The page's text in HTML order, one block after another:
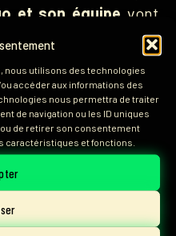
nous utilisons des technologies
accéder aux informations des
nous permettra de traiter
de navigation ou les ID uniques
de retirer son consentement
caractéristiques et fonctions.
et son équipe vont
puisque
vers le
pour
Games.
ARTICLE SUIVANT